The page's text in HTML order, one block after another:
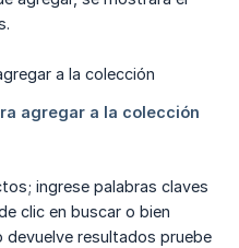
ingrese palabras claves
clic en buscar o bien
devuelve resultados pruebe